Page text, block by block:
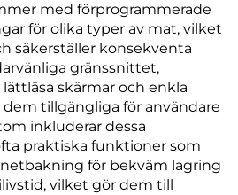
med förprogrammerade
för olika typer av mat, vilket
säkerställer konsekventa
gränssnittet,
skärmar och enkla
tillgängliga för användare
inkluderar dessa
praktiska funktioner som
för bekväm lagring
vilket gör dem till